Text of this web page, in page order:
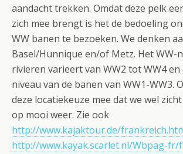
aandacht trekken. Omdat deze pelk
zich mee brengt is het de bedoeling
WW banen te bezoeken. We denken
Basel/Hunnique en/of Metz. Het WW-
rivieren varieert van WW2 tot WW4 en
niveau van de banen van WW1-WW3.
deze locatiekeuze mee dat we wel
op mooi weer. Zie ook
http://www.kajaktour.de/
http://www.kayak.scarlet.nl/Wbpag-fr/